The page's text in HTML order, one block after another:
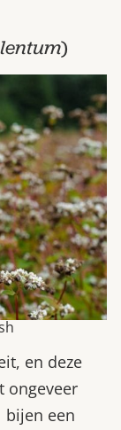
)
en deze
ongeveer
bijen een